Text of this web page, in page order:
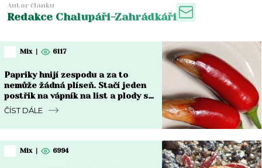
Autor článku
Redakce Chalupáři-Zahrádkáři
Mix 6117
Papriky hnijí zespodu a za to
nemůže žádná plíseň. Stačí jeden
postřik na vápník na list a plody se
vzpamatují do týdne
ČÍST DÁLE
Mix 6994